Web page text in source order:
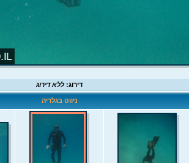
דירוג:ללא דירוג
ניווט בגלריה